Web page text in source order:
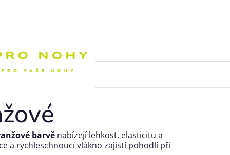
barvě nabízejí lehkost, elasticitu a
a rychleschnoucí vlákno zajistí pohodlí při